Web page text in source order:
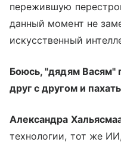
пережившую
данный момент не
искусственный
Боюсь, "дядям Васям"
друг с другом и
Александра
технологии, тот же